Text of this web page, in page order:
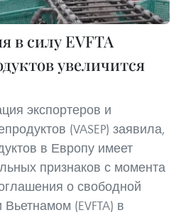
в силу EVFTA
увеличится
экспортеров и
(VASEP) заявила,
в Европу имеет
признаков с момента
о свободной
(EVFTA) в